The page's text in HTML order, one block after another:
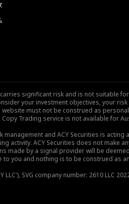
significant risk and is not
your investment objectives, your
must not be construed as
. Copy Trading service is not available for
and ACY Securities is
activity. ACY Securities does not make
made by a signal provider will be
you and nothing is to be construed
SVG company number: 2610 LLC